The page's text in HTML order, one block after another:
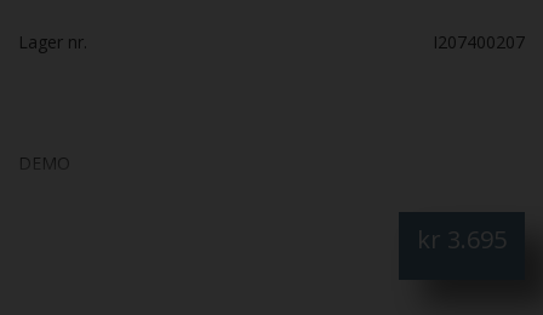
Lager nr. I207400207
DEMO
kr 3.695